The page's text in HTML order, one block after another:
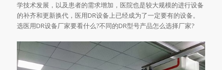
学技术发展，以及患者的需求增加，医院也是较大规模的进行设备
的补齐和更新换代，医用DR设备上已经成为了一定要有的设备。
选医用DR设备厂家要看什么?不同的DR型号产品怎么选择厂家?